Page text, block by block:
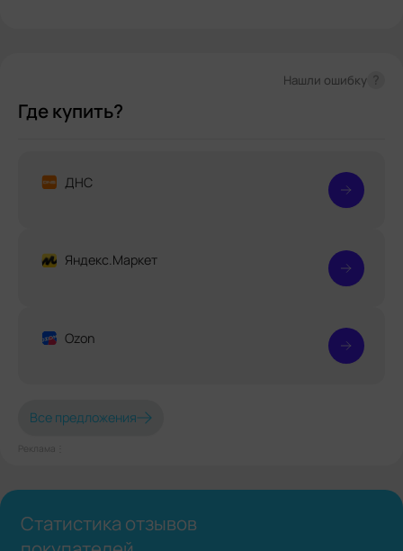
Где купить?
Нашли ошибку
ДНС
Яндекс.Маркет
Ozon
Все предложения
Реклама⋮
Статистика отзывов